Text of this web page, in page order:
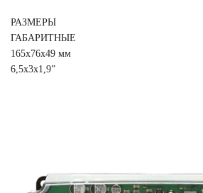
РАЗМЕРЫ
ГАБАРИТНЫЕ
165x76x49 мм
6,5x3x1,9”